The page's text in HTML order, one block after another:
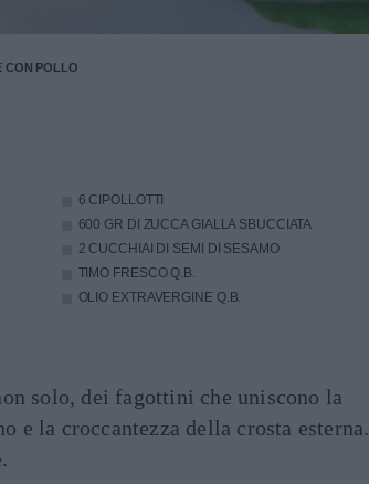
CON POLLO
6 CIPOLLOTTI
600 GR DI ZUCCA GIALLA SBUCCIATA
2 CUCCHIAI DI SEMI DI SESAMO
TIMO FRESCO Q.B.
OLIO EXTRAVERGINE Q.B.
solo, dei fagottini che uniscono la
e la croccantezza della crosta esterna.